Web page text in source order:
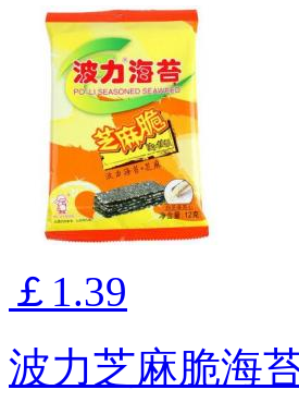
￡1.39
波力芝麻脆海